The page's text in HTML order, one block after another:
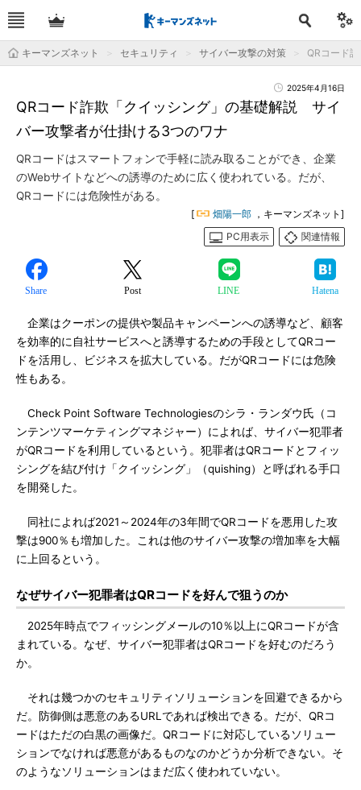
キーマンズネット セキュリティ サイバー攻撃の対策 QRコード
2025年4月16日
QRコード詐欺「クイッシング」の基礎解説 サイ
バー攻撃者が仕掛ける3つのワナ
QRコードはスマートフォンで手軽に読み取ることができ、企業
のWebサイトなどへの誘導のために広く使われている。だが、
QRコードには危険性がある。
[ 畑陽一郎 ，キーマンズネット]
PC用表示
関連情報
Share Post LINE Hatena
企業はクーポンの提供や製品キャンペーンへの誘導など、顧客
を効率的に自社サービスへと誘導するための手段としてQRコー
ドを活用し、ビジネスを拡大している。だがQRコードには危険
性もある。
Check Point Software Technologiesのシラ・ランダウ氏（コ
ンテンツマーケティングマネジャー）によれば、サイバー犯罪者
がQRコードを利用しているという。犯罪者はQRコードとフィッ
シングを結び付け「クイッシング」（quishing）と呼ばれる手口
を開発した。
同社によれば2021～2024年の3年間でQRコードを悪用した攻
撃は900％も増加した。これは他のサイバー攻撃の増加率を大幅
に上回るという。
なぜサイバー犯罪者はQRコードを好んで狙うのか
2025年時点でフィッシングメールの10％以上にQRコードが含
まれている。なぜ、サイバー犯罪者はQRコードを好むのだろう
か。
それは幾つかのセキュリティソリューションを回避できるから
だ。防御側は悪意のあるURLであれば検出できる。だが、QRコ
ードはただの白黒の画像だ。QRコードに対応しているソリュー
ションでなければ悪意があるものなのかどうか分析できない。そ
のようなソリューションはまだ広く使われていない。